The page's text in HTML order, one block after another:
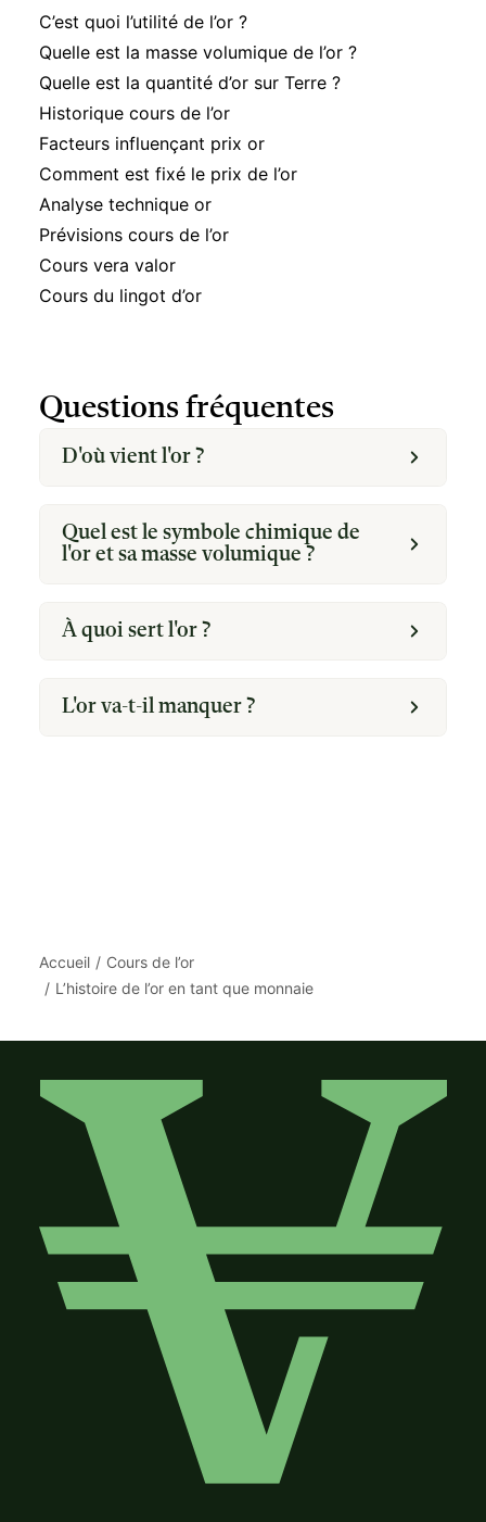
C’est quoi l’utilité de l’or ?
Quelle est la masse volumique de l’or ?
Quelle est la quantité d’or sur Terre ?
Historique cours de l’or
Facteurs influençant prix or
Comment est fixé le prix de l’or
Analyse technique or
Prévisions cours de l’or
Cours vera valor
Cours du lingot d’or
Questions fréquentes
D'où vient l'or ?
Quel est le symbole chimique de
l'or et sa masse volumique ?
À quoi sert l'or ?
L'or va-t-il manquer ?
Accueil
Cours de l’or
L’histoire de l’or en tant que monnaie